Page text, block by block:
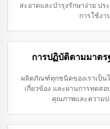
สะอาดและบำรุงรักษาง่าย ปร
การใช้งา
การปฏิบัติตามมาต
ผลิตภัณฑ์ทุกชนิดของเราเป็น
เกี่ยวข้อง และผ่านการทดสอ
คุณภาพและความ